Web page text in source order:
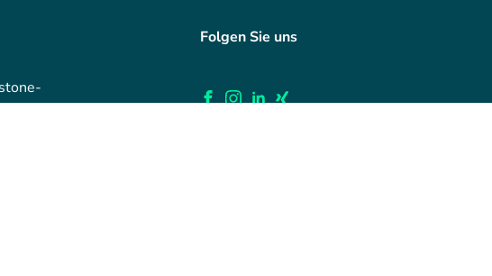
Folgen Sie uns